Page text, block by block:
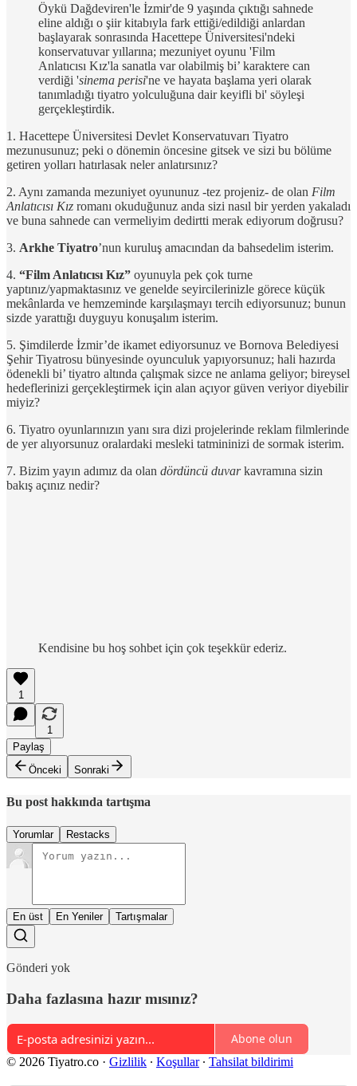
Öykü Dağdeviren'le İzmir'de 9 yaşında çıktığı sahnede
eline aldığı o şiir kitabıyla fark ettiği/edildiği anlardan
başlayarak sonrasında Hacettepe Üniversitesi'ndeki
konservatuvar yıllarına; mezuniyet oyunu 'Film
Anlatıcısı Kız'la sanatla var olabilmiş bi’ karaktere can
verdiği 'sinema perisi'ne ve hayata başlama yeri olarak
tanımladığı tiyatro yolculuğuna dair keyifli bi' söyleşi
gerçekleştirdik.
1. Hacettepe Üniversitesi Devlet Konservatuvarı Tiyatro
mezunusunuz; peki o dönemin öncesine gitsek ve sizi bu bölüme
getiren yolları hatırlasak neler anlatırsınız?
2. Aynı zamanda mezuniyet oyununuz -tez projeniz- de olan Film
Anlatıcısı Kız romanı okuduğunuz anda sizi nasıl bir yerden yakaladı
ve buna sahnede can vermeliyim dedirtti merak ediyorum doğrusu?
3. Arkhe Tiyatro’nun kuruluş amacından da bahsedelim isterim.
4. “Film Anlatıcısı Kız” oyunuyla pek çok turne
yaptınız/yapmaktasınız ve genelde seyircilerinizle görece küçük
mekânlarda ve hemzeminde karşılaşmayı tercih ediyorsunuz; bunun
sizde yarattığı duyguyu konuşalım isterim.
5. Şimdilerde İzmir’de ikamet ediyorsunuz ve Bornova Belediyesi
Şehir Tiyatrosu bünyesinde oyunculuk yapıyorsunuz; hali hazırda
ödenekli bi’ tiyatro altında çalışmak sizce ne anlama geliyor; bireysel
hedeflerinizi gerçekleştirmek için alan açıyor güven veriyor diyebilir
miyiz?
6. Tiyatro oyunlarınızın yanı sıra dizi projelerinde reklam filmlerinde
de yer alıyorsunuz oralardaki mesleki tatmininizi de sormak isterim.
7. Bizim yayın adımız da olan dördüncü duvarkavramına sizin
bakış açınız nedir?
Kendisine bu hoş sohbet için çok teşekkür ederiz.
1
1
Paylaş
Önceki
Sonraki
Bu post hakkında tartışma
Yorumlar Restacks
En üst En Yeniler Tartışmalar
Gönderi yok
Daha fazlasına hazır mısınız?
Abone olun
© 2026 Tiyatro.co · Gizlilik ∙ Koşullar∙ Tahsilat bildirimi